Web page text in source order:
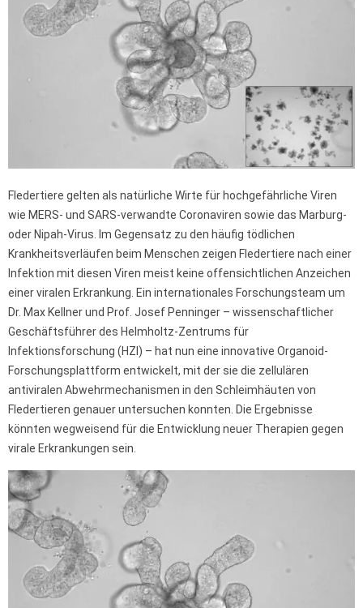
Fledertiere gelten als natürliche Wirte für hochgefährliche Viren
wie MERS- und SARS-verwandte Coronaviren sowie das Marburg-
oder Nipah-Virus. Im Gegensatz zu den häufig tödlichen
Krankheitsverläufen beim Menschen zeigen Fledertiere nach einer
Infektion mit diesen Viren meist keine offensichtlichen Anzeichen
einer viralen Erkrankung. Ein internationales Forschungsteam um
Dr. Max Kellner und Prof. Josef Penninger – wissenschaftlicher
Geschäftsführer des Helmholtz-Zentrums für
Infektionsforschung (HZI) – hat nun eine innovative Organoid-
Forschungsplattform entwickelt, mit der sie die zellulären
antiviralen Abwehrmechanismen in den Schleimhäuten von
Fledertieren genauer untersuchen konnten. Die Ergebnisse
könnten wegweisend für die Entwicklung neuer Therapien gegen
virale Erkrankungen sein.